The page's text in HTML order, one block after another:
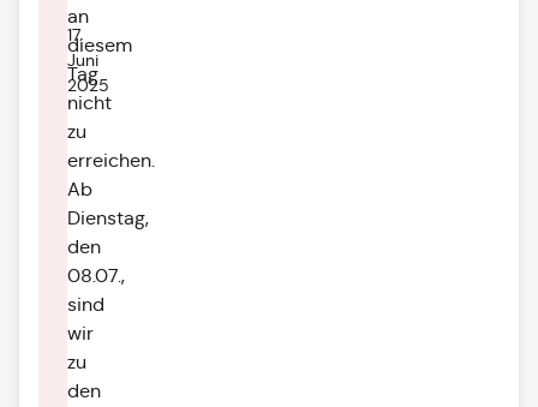
17.
Juni
2025
an
diesem
Tag
nicht
zu
erreichen.
Ab
Dienstag,
den
08.07.,
sind
wir
zu
den